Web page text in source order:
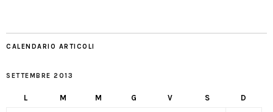
CALENDARIO ARTICOLI
SETTEMBRE 2013
L M M G V S D